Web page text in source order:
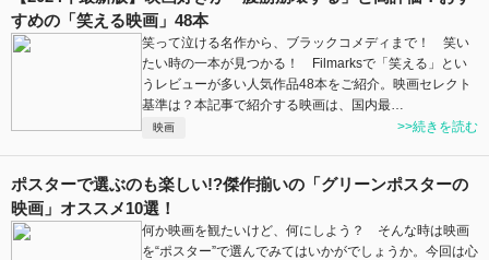
すめの「笑える映画」48本
笑って泣ける名作から、ブラックコメディまで！ 笑い
たい時の一本が見つかる！ Filmarksで「笑える」とい
うレビューが多い人気作品48本をご紹介。映画セレクト
基準は？本記事で紹介する映画は、国内最…
映画 >>続きを読む
ポスターで選ぶのも楽しい!?傑作揃いの「グリーンポスターの
映画」オススメ10選！
何か映画を観たいけど、何にしよう？ そんな時は映画
を“ポスター”で選んでみてはいかがでしょうか。今回は心